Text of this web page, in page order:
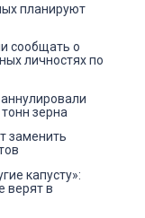
планируют
сообщать о
личностях по
зерна
заменить
капусту»:
верят в